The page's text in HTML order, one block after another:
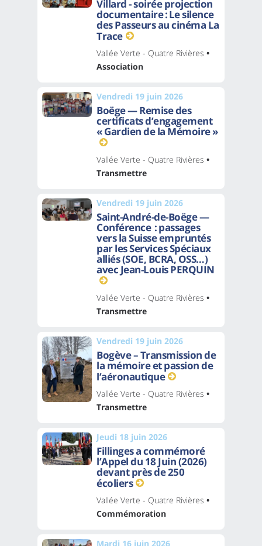
Villard - soirée projection
documentaire : Le silence
des Passeurs au cinéma La
Trace
Vallée Verte - Quatre Rivières •
Association
Vendredi 19 juin 2026
Boëge — Remise des
certificats d’engagement
« Gardien de la Mémoire »
Vallée Verte - Quatre Rivières •
Transmettre
Vendredi 19 juin 2026
Saint-André-de-Boëge —
Conférence : passages
vers la Suisse empruntés
par les Services Spéciaux
alliés (SOE, BCRA, OSS…)
avec Jean-Louis PERQUIN
Vallée Verte - Quatre Rivières •
Transmettre
Vendredi 19 juin 2026
Bogève – Transmission de
la mémoire et passion de
l’aéronautique
Vallée Verte - Quatre Rivières •
Transmettre
Jeudi 18 juin 2026
Fillinges a commémoré
l’Appel du 18 Juin (2026)
devant près de 250
écoliers
Vallée Verte - Quatre Rivières •
Commémoration
Mardi 16 juin 2026